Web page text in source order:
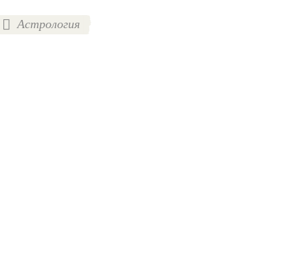
Астрология